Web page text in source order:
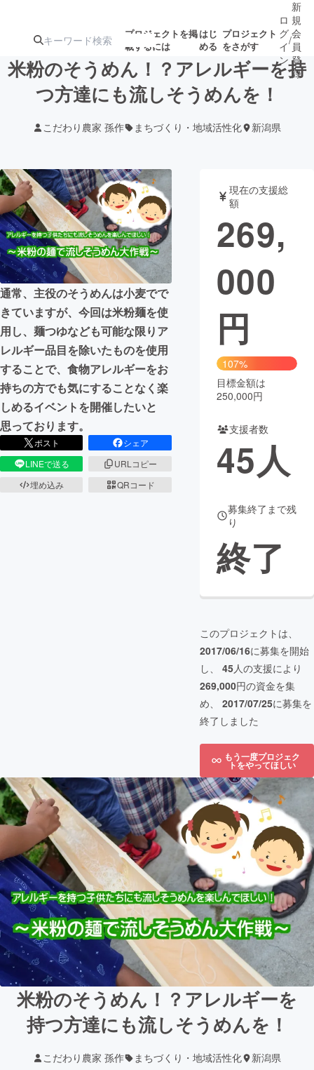
プロジェクトを掲
載するには
はじ
める
プロジェクト
をさがす
ジェクト
注目のリ
ターン
注目の新着プロ
ジェクト
募集終了が近いプ
ロジェクト
もうすぐ公開
されます
アート・写真 音楽
テクノロジー・ガジェット ゲーム・サ
映像・映画
ビジネス・起業
まちづくり・地域活性化
CAMPFIRE for Social Good
CAMPFIRE Creation
CAMPFIREふるさと納税
コミュニティ
ロ
グ
イ
ン
/
新
規
会
員
登
録
米粉のそうめん！？アレルギーを持
つ方達にも流しそうめんを！
こだわり農家 孫作 まちづくり・地域活性化 新潟県
通常、主役のそうめんは小麦でで
きていますが、今回は米粉麺を使
用し、麺つゆなども可能な限りア
レルギー品目を除いたものを使用
することで、食物アレルギーをお
持ちの方でも気にすることなく楽
しめるイベントを開催したいと
思っております。
ポスト
シェア
LINEで送る
URLコピー
埋め込み
QRコード
現在の支援総
額
269,
000
円
107%
目標金額は
250,000円
支援者数
45人
募集終了まで残
り
終了
このプロジェクトは、
2017/06/16に募集を開始
し、 45人の支援により
269,000円の資金を集
め、 2017/07/25に募集を
終了しました
もう一度プロジェク
トをやってほしい
米粉のそうめん！？アレルギーを
持つ方達にも流しそうめんを！
こだわり農家 孫作 まちづくり・地域活性化 新潟県